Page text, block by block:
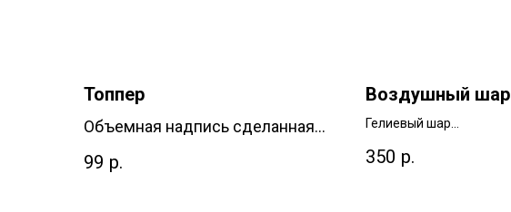
Топпер
Объемная надпись сделанная
из дерева
99 р.
Воздушный шар
Гелиевый шар
350 р.